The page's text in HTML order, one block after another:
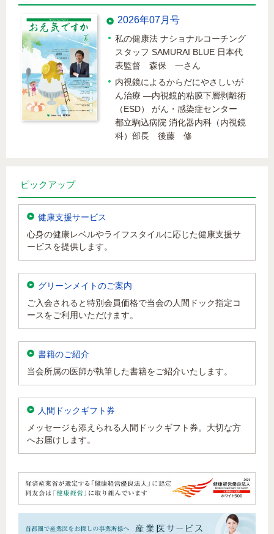
てみましょう
GLP-1ダイエットの注意点
―人間ドック・健診で見つかる「心房
細動」は重大なサイン― 心房細動の
早期発見と専門医受診の重要性
煙が見えない新型タバコと健康被害
―加熱式タバコ・電子タバコ・紙巻き
タバコの比較―
たす役割
ける降圧目標の注意点
人間ドック・健康診断における胃内視
鼠径ヘルニアは手術をせず治せます
“肺がん検診が変わるかもしれませ
ん！”
管理が重要です（改訂版）
女性の「痩せ」による健康障害ついて–
2026年07月号
私の健康法ナショナルコーチング
スタッフ SAMURAI BLUE 日本代
表監督 森保 一さん
内視鏡によるからだにやさしいが
ん治療 ―内視鏡的粘膜下層剥離術
（ESD）
がん・感染症センター
都立駒込病院 消化器内科（内視鏡
科）部長 後藤 修
デジタルデトックスのすすめ
レードな検査のご案内
ピックアップ
健康支援サービス
心身の健康レベルやライフスタイルに応じた健康支援サ
ービスを提供します。
グリーンメイトのご案内
ご入会されると特別会員価格で当会の人間ドック指定コ
ースをご利用いただけます。
書籍のご紹介
当会所属の医師が執筆した書籍をご紹介いたします。
人間ドックギフト券
メッセージも添えられる人間ドックギフト券。大切な方
へお届けします。